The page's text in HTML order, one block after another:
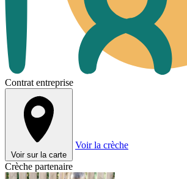
Contrat entreprise
Voir sur la carte
Voir la crèche
Crèche partenaire